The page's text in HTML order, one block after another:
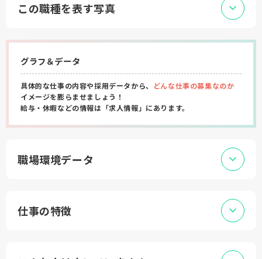
この職種を表す写真
グラフ＆データ
具体的な仕事の内容や採用データから、
どんな仕事の募集なのか
イメージを膨らませましょう！
給与・休暇などの情報は「求人情報」にあります。
職場環境データ
仕事の特徴